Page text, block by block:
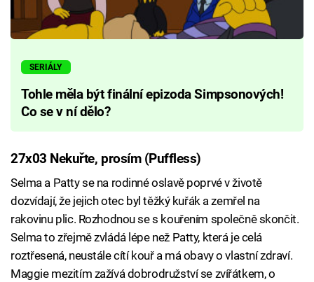
SERIÁLY
Tohle měla být finální epizoda Simpsonových!
Co se v ní dělo?
27x03 Nekuřte, prosím (Puffless)
Selma a Patty se na rodinné oslavě poprvé v životě
dozvídají, že jejich otec byl těžký kuřák a zemřel na
rakovinu plic. Rozhodnou se s kouřením společně skončit.
Selma to zřejmě zvládá lépe než Patty, která je celá
roztřesená, neustále cítí kouř a má obavy o vlastní zdraví.
Maggie mezitím zažívá dobrodružství se zvířátkem, o